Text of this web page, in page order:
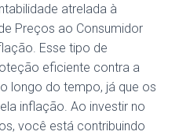
atrelada à
Preços ao Consumidor
Esse tipo de
eficiente contra a
longo do tempo, já que os
inflação. Ao investir no
você está contribuindo